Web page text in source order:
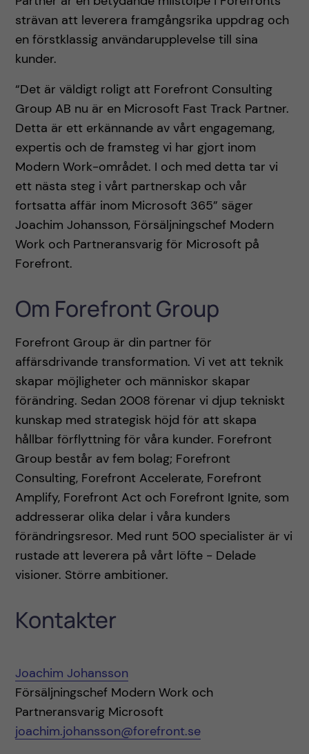
strävan att leverera framgångsrika uppdrag och
en förstklassig användarupplevelse till sina
kunder.
“Det är väldigt roligt att Forefront Consulting
Group AB nu är en Microsoft Fast Track Partner.
Detta är ett erkännande av vårt engagemang,
expertis och de framsteg vi har gjort inom
Modern Work-området. I och med detta tar vi
ett nästa steg i vårt partnerskap och vår
fortsatta affär inom Microsoft 365” säger
Joachim Johansson, Försäljningschef Modern
Work och Partneransvarig för Microsoft på
Forefront.
Om Forefront Group
Forefront Group är din partner för
affärsdrivande transformation. Vi vet att teknik
skapar möjligheter och människor skapar
förändring. Sedan 2008 förenar vi djup tekniskt
kunskap med strategisk höjd för att skapa
hållbar förflyttning för våra kunder. Forefront
Group består av fem bolag; Forefront
Consulting, Forefront Accelerate, Forefront
Amplify, Forefront Act och Forefront Ignite, som
addresserar olika delar i våra kunders
förändringsresor. Med runt 500 specialister är vi
rustade att leverera på vårt löfte - Delade
visioner. Större ambitioner.
Kontakter
Joachim Johansson
Försäljningschef Modern Work och
Partneransvarig Microsoft
joachim.johansson@forefront.se